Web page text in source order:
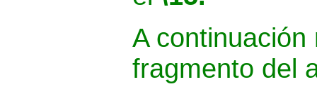
A
fragmento del